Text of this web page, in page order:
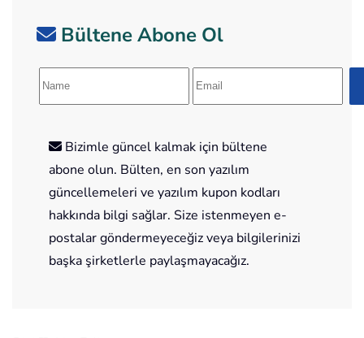
Bültene Abone Ol
Bizimle güncel kalmak için bültene
abone olun. Bülten, en son yazılım
güncellemeleri ve yazılım kupon kodları
hakkında bilgi sağlar. Size istenmeyen e-
postalar göndermeyeceğiz veya bilgilerinizi
başka şirketlerle paylaşmayacağız.